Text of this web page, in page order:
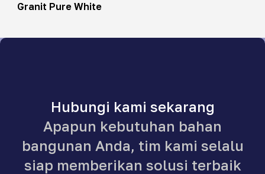
Granit Pure White
Hubungi kami sekarang
Apapun kebutuhan bahan
bangunan Anda, tim kami selalu
siap memberikan solusi terbaik